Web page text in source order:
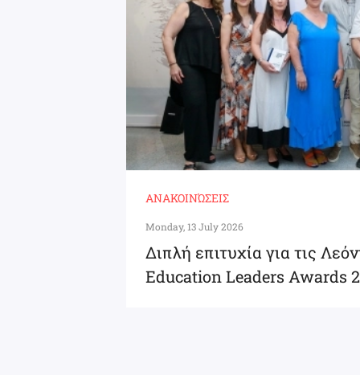
ΑΝΑΚΟΙΝΏΣΕΙΣ
Monday, 13 July 2026
Διπλή επιτυχία για τις
Education Leaders Awards